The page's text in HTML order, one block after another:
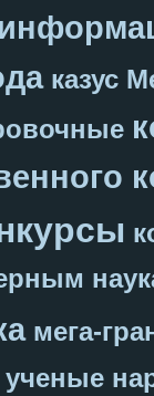
казус
мега-